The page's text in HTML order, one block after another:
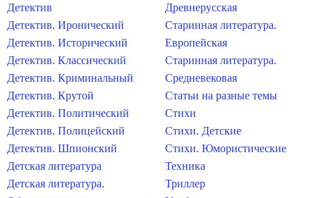
Детектив
Детектив. Иронический
Детектив. Исторический
Детектив. Классический
Детектив. Криминальный
Детектив. Крутой
Детектив. Политический
Детектив. Полицейский
Детектив. Шпионский
Детская литература
Детская литература.
Древнерусская
Старинная литература.
Европейская
Старинная литература.
Средневековая
Статьи на разные темы
Стихи
Стихи. Детские
Стихи. Юмористические
Техника
Триллер